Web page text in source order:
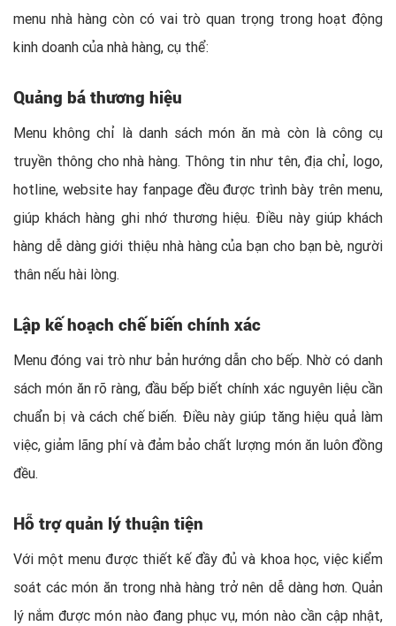
menu nhà hàng còn có vai trò quan trọng trong hoạt động
kinh doanh của nhà hàng, cụ thể:
Quảng bá thương hiệu
Menu không chỉ là danh sách món ăn mà còn là công cụ
truyền thông cho nhà hàng. Thông tin như tên, địa chỉ, logo,
hotline, website hay fanpage đều được trình bày trên menu,
giúp khách hàng ghi nhớ thương hiệu. Điều này giúp khách
hàng dễ dàng giới thiệu nhà hàng của bạn cho bạn bè, người
thân nếu hài lòng.
Lập kế hoạch chế biến chính xác
Menu đóng vai trò như bản hướng dẫn cho bếp. Nhờ có danh
sách món ăn rõ ràng, đầu bếp biết chính xác nguyên liệu cần
chuẩn bị và cách chế biến. Điều này giúp tăng hiệu quả làm
việc, giảm lãng phí và đảm bảo chất lượng món ăn luôn đồng
đều.
Hỗ trợ quản lý thuận tiện
Với một menu được thiết kế đầy đủ và khoa học, việc kiểm
soát các món ăn trong nhà hàng trở nên dễ dàng hơn. Quản
lý nắm được món nào đang phục vụ, món nào cần cập nhật,